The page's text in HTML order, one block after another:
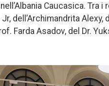
Caucasica. Tra
dell’Archimandrita
Farda Asadov, del Dr.